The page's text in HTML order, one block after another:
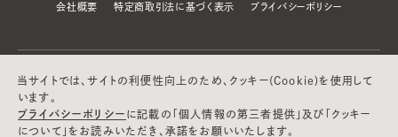
会社概要 特定商取引法に基づく表示 プライバシーポリシー
当サイトでは、サイトの利便性向上のため、クッキー(Cookie)を使用して
います。
プライバシーポリシー に記載の「個人情報の第三者提供」及び「クッキー
について」をお読みいただき、承諾をお願いいたします。